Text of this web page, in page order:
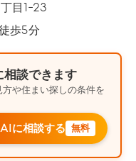
目1-23
歩5分
相談できます
や住まい探しの条件を
に相談する 無料